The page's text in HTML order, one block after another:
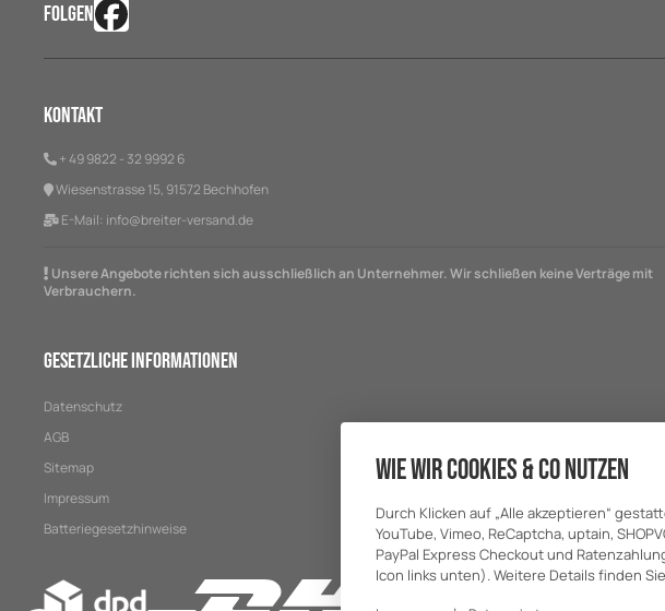
FOLGEN
Kontakt
+ 49 9822 - 32 9992 6
Wiesenstrasse 15, 91572 Bechhofen
E-Mail: info@breiter-versand.de
Unsere Angebote richten sich ausschließlich an Unternehmer. Wir schließen keine Verträge mit
Verbrauchern.
Gesetzliche Informationen
Datenschutz
AGB
Sitemap
Impressum
Batteriegesetzhinweise
Wie wir Cookies & Co nutzen
Durch Klicken auf „Alle akzeptieren“
YouTube, Vimeo, ReCaptcha, uptain,
PayPal Express Checkout und
Icon links unten). Weitere Details finden